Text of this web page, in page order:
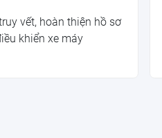
vết, hoàn thiện hồ sơ
khiển xe máy